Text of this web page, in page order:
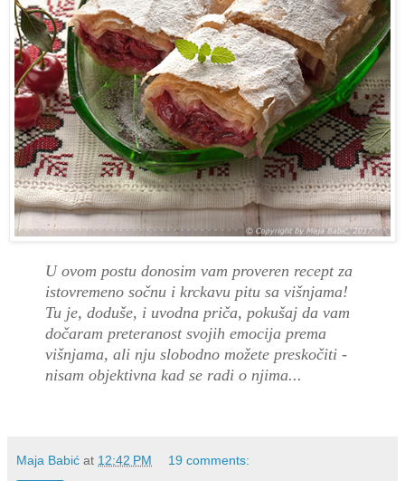
U ovom postu donosim vam proveren recept za
istovremeno sočnu i krckavu pitu sa višnjama!
Tu je, doduše, i uvodna priča, pokušaj da vam
dočaram preteranost svojih emocija prema
višnjama, ali nju slobodno možete preskočiti -
nisam objektivna kad se radi o njima...
Maja Babić at 12:42 PM 19 comments: